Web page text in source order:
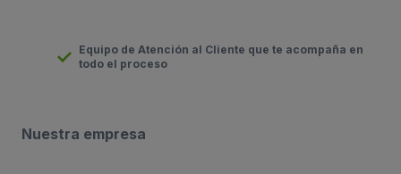
Equipo de Atención al Cliente que te acompaña en
todo el proceso
Nuestra empresa